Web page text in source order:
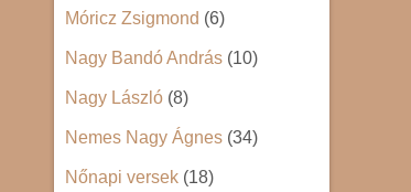
Móricz Zsigmond (6)
Nagy Bandó András (10)
Nagy László (8)
Nemes Nagy Ágnes (34)
Nőnapi versek (18)